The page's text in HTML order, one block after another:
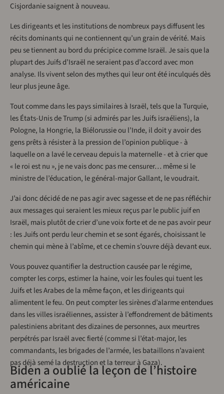
Cisjordanie saignent à nouveau.
Les dirigeants et les institutions de nombreux pays diffusent les
récits dominants qui ne contiennent qu’un grain de vérité. Mais
peu se tiennent au bord du précipice comme Israël. Je sais que la
plupart des Juifs d’Israël ne seraient pas d’accord avec mon
analyse. Ils vivent selon des mythes qui leur ont été inculqués dès
leur plus jeune âge.
Tout comme dans les pays similaires à Israël, tels que la Turquie,
les États-Unis de Trump (si admirés par les Juifs israéliens), la
Pologne, la Hongrie, la Biélorussie ou l’Inde, il doit y avoir des
gens prêts à résister à la pression de l’opinion publique - à
laquelle on a lavé le cerveau depuis la maternelle - et à crier que
« le roi est nu », je ne vais donc pas me censurer… même si le
ministre de l’éducation, le général-major Gallant, le voudrait.
J’ai donc décidé de ne pas agir avec sagesse et de ne pas réfléchir
aux messages qui seraient les mieux reçus par le public juif en
Israël, mais plutôt de crier d’une voix forte et de ne pas avoir peur
: les Juifs ont perdu leur chemin et se sont égarés, choisissant le
chemin qui mène à l’abîme, et ce chemin s’ouvre déjà devant eux.
Vous pouvez quantifier la destruction causée par le régime,
compter les corps, estimer la haine, voir les foules qui tuent les
Juifs et les Arabes de la même façon, et les dirigeants qui
alimentent le feu. On peut compter les sirènes d’alarme entendues
dans les villes israéliennes, assister à l’effondrement de bâtiments
palestiniens abritant des dizaines de personnes, aux meurtres
perpétrés par Israël avec fierté (comme si l’état-major, les
commandants, les brigades de l’armée, les bataillons n’avaient
pas déjà semé la destruction et la terreur à Gaza).
Biden a oublié la leçon de l’histoire
américaine